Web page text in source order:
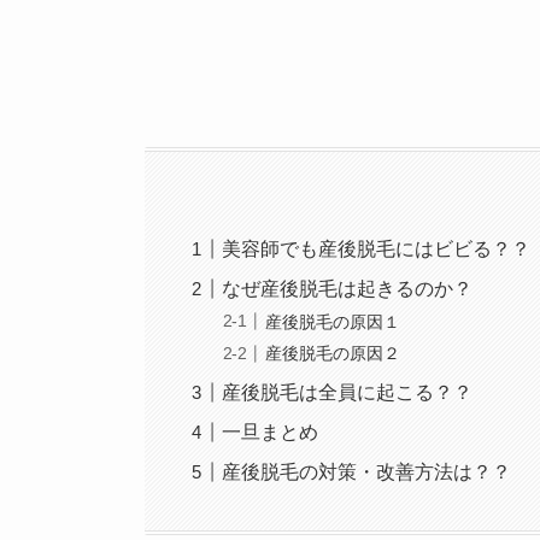
美容師でも産後脱毛にはビビる？？
なぜ産後脱毛は起きるのか？
産後脱毛の原因１
産後脱毛の原因２
産後脱毛は全員に起こる？？
一旦まとめ
産後脱毛の対策・改善方法は？？